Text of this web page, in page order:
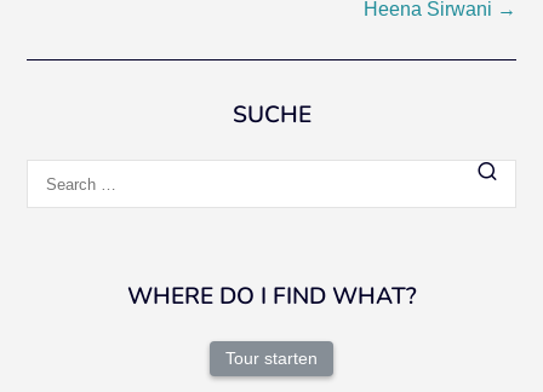
Heena Sirwani →
SUCHE
for:
WHERE DO I FIND WHAT?
Tour starten